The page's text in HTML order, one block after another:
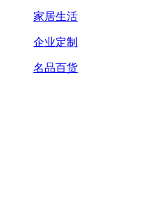
家居生活
企业定制
名品百货